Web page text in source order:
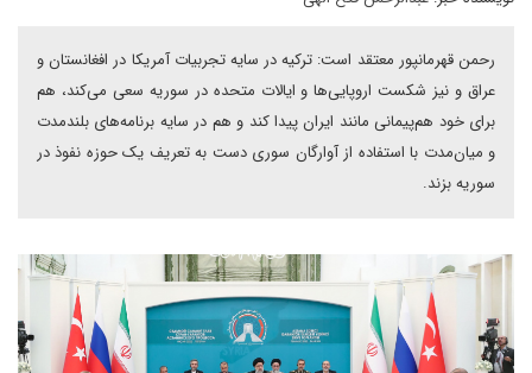
رحمن قهرمانپور معتقد است: ترکیه در سایه تجربیات آمریکا در افغانستان و
عراق و نیز شکست اروپایی‌ها و ایالات متحده در سوریه سعی می‌کند، هم
برای خود هم‌پیمانی مانند ایران پیدا کند و هم در سایه برنامه‌های بلندمدت
و میان‌مدت با استفاده از آوارگان سوری دست به تعریف یک حوزه نفوذ در
سوریه بزند.